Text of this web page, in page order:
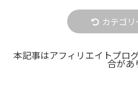
カテゴ
本記事はアフィリエイトプロ
合があ